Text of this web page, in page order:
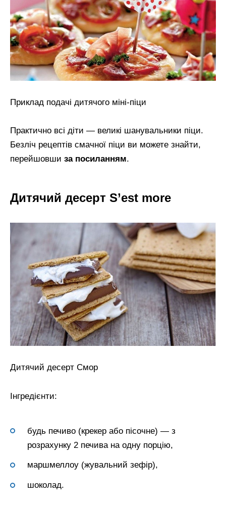
Приклад подачі дитячого міні-піци
Практично всі діти — великі шанувальники піци.
Безліч рецептів смачної піци ви можете знайти,
перейшовши за посиланням.
Дитячий десерт S’est more
Дитячий десерт Смор
Інгредієнти:
будь печиво (крекер або пісочне) — з
розрахунку 2 печива на одну порцію,
маршмеллоу (жувальний зефір),
шоколад.